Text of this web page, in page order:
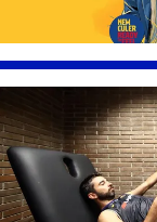
FC Barcelona club badge